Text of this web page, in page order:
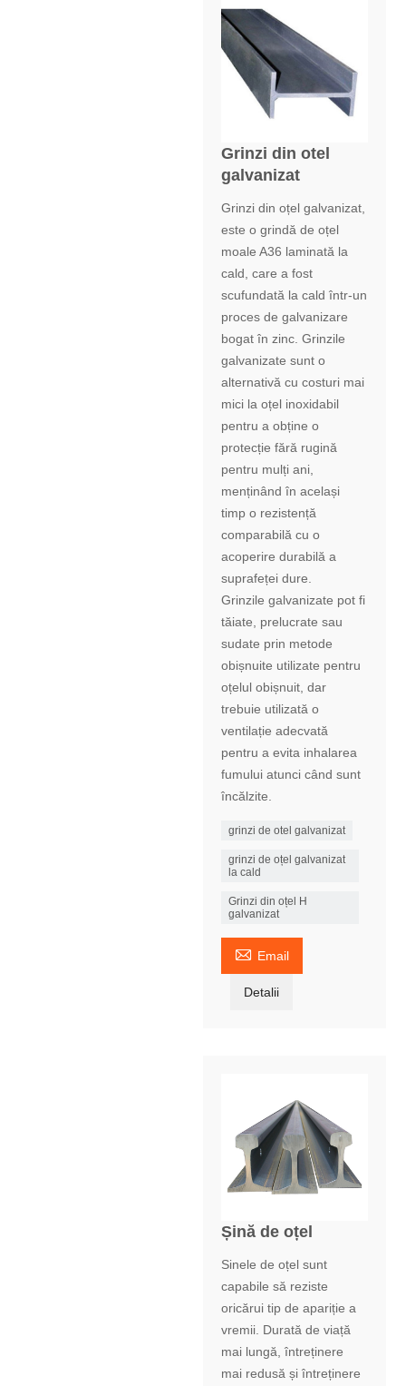
Grinzi din otel
galvanizat
Grinzi din oțel galvanizat,
este o grindă de oțel
moale A36 laminată la
cald, care a fost
scufundată la cald într-un
proces de galvanizare
bogat în zinc. Grinzile
galvanizate sunt o
alternativă cu costuri mai
mici la oțel inoxidabil
pentru a obține o
protecție fără rugină
pentru mulți ani,
menținând în același
timp o rezistență
comparabilă cu o
acoperire durabilă a
suprafeței dure.
Grinzile galvanizate pot fi
tăiate, prelucrate sau
sudate prin metode
obișnuite utilizate pentru
oțelul obișnuit, dar
trebuie utilizată o
ventilație adecvată
pentru a evita inhalarea
fumului atunci când sunt
încălzite.
grinzi de otel galvanizat
grinzi de oțel galvanizat
la cald
Grinzi din oțel H
galvanizat
 Email
Detalii
Șină de oțel
Sinele de oțel sunt
capabile să reziste
oricărui tip de apariție a
vremii. Durată de viață
mai lungă, întreținere
mai redusă și întreținere